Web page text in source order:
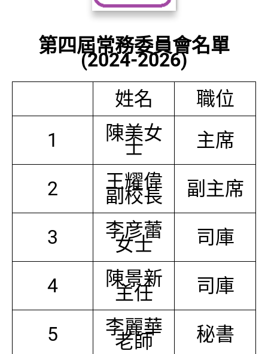
第四屆常務委員會名單
(2024-2026)
姓名
職位
1
陳美女
士 主席
2 王耀偉
副校長 副主席
3 李彦蕾
女士 司庫
4 陳景新
主任 司庫
5 李麗華
老師 秘書